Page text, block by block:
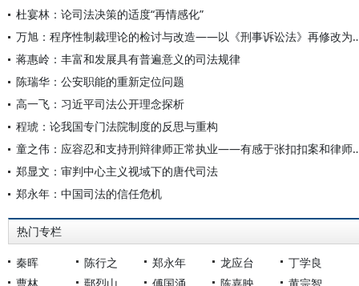
杜宴林：论司法决策的适度“再情感化”
万旭：程序性制裁理论的检
蒋惠岭：丰富和发展具有普遍意义的司法规律
陈瑞华：公安职能的重新定位问题
高一飞：习近平司法公开理念探析
程琥：论我国专门法院制度的反思与重构
童之伟：应容忍和支持刑辩律师正
郑显文：审判中心主义视域下的唐代司法
郑永年：中国司法的信任危机
热门专栏
秦晖 陈行之 郑永年 龙应台
丁学良